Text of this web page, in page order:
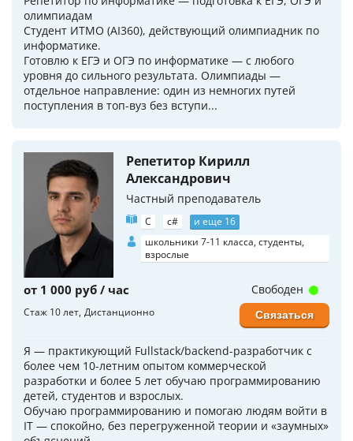
олимпиадам
Студент ИТМО (AI360), действующий олимпиадник по
информатике.
Готовлю к ЕГЭ и ОГЭ по информатике — с любого
уровня до сильного результата. Олимпиады —
отдельное направление: один из немногих путей
поступления в топ-вуз без вступи...
Репетитор Кирилл
Александрович
Частный преподаватель
C c#
и еще 16
школьники 7-11 класса, студенты,
взрослые
от 1 000 руб / час
Стаж 10 лет Дистанционно
Я — практикующий Fullstack/backend-разработчик с
более чем 10-летним опытом коммерческой
разработки и более 5 лет обучаю программированию
детей, студентов и взрослых.
Обучаю программированию и помогаю людям войти в
IT — спокойно, без перегруженной теории и «заумных»
Свободен
Связаться